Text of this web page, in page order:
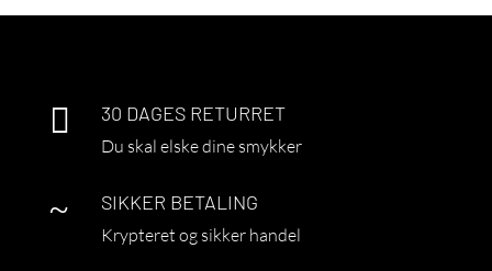
 30 DAGES RETURRET
Du skal elske dine smykker
~ SIKKER BETALING
Krypteret og sikker handel